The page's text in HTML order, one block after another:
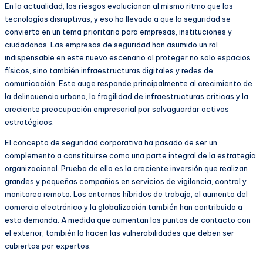
En la actualidad, los riesgos evolucionan al mismo ritmo que las
tecnologías disruptivas, y eso ha llevado a que la seguridad se
convierta en un tema prioritario para empresas, instituciones y
ciudadanos. Las empresas de seguridad han asumido un rol
indispensable en este nuevo escenario al proteger no solo espacios
físicos, sino también infraestructuras digitales y redes de
comunicación. Este auge responde principalmente al crecimiento de
la delincuencia urbana, la fragilidad de infraestructuras críticas y la
creciente preocupación empresarial por salvaguardar activos
estratégicos.
El concepto de seguridad corporativa ha pasado de ser un
complemento a constituirse como una parte integral de la estrategia
organizacional. Prueba de ello es la creciente inversión que realizan
grandes y pequeñas compañías en servicios de vigilancia, control y
monitoreo remoto. Los entornos híbridos de trabajo, el aumento del
comercio electrónico y la globalización también han contribuido a
esta demanda. A medida que aumentan los puntos de contacto con
el exterior, también lo hacen las vulnerabilidades que deben ser
cubiertas por expertos.